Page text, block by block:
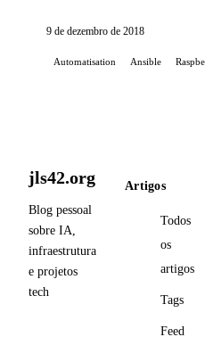
9 de dezembro de 2018
Automatisation Ansible
jls42.org
Blog pessoal
sobre IA,
infraestrutura
e projetos
tech
Artigos
Todos
os
artigos
Tags
Feed